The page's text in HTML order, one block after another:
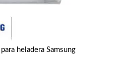
heladera Samsung